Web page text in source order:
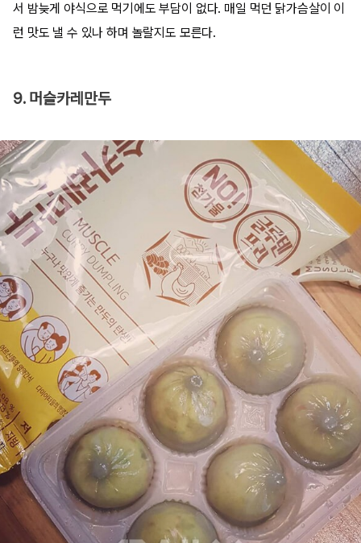
서 밤늦게 야식으로 먹기에도 부담이 없다. 매일 먹던 닭가슴살이 이
런 맛도 낼 수 있나 하며 놀랄지도 모른다.
9. 머슬카레만두